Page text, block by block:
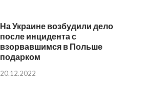
На Украине возбудили дело
после инцидента с
взорвавшимся в Польше
подарком
20.12.2022